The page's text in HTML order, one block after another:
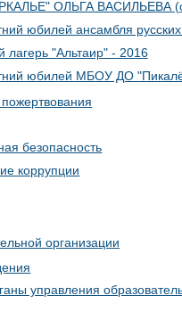
ОЛЬГА ВАСИЛЬЕВА
юбилей ансамбля
лагерь "Альтаир" - 2016
юбилей МБОУ ДО
безопасность
коррупции
организации
управления